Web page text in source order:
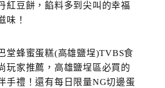
紅豆餅，餡料多到尖叫的幸福
味！
堂蜂蜜蛋糕(高雄鹽埕)TVBS食
玩家推薦，高雄鹽埕區必買的
手禮！還有每日限量NG切邊蛋